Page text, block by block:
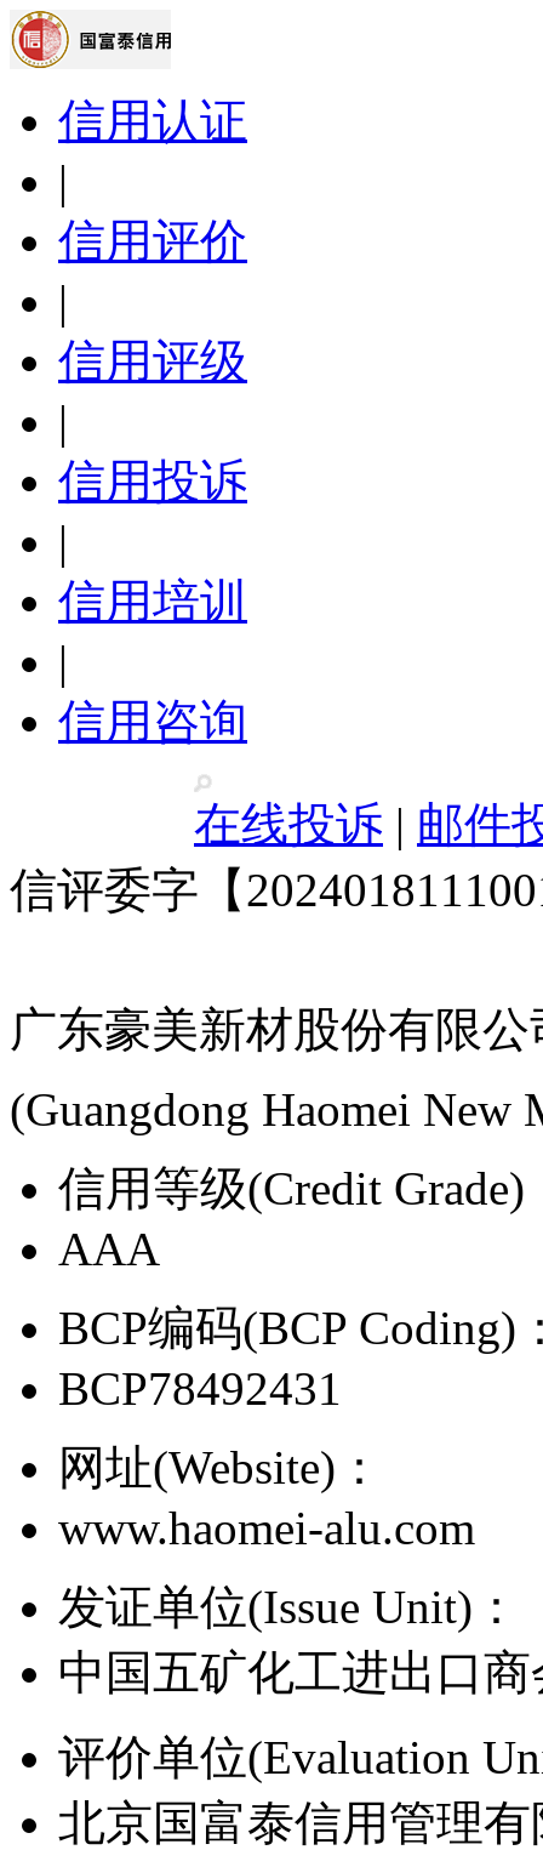
信用认证
|
信用评价
|
信用评级
|
信用投诉
|
信用培训
|
信用咨询
在线投诉 | 邮件
信评委字【
广东豪美新材股份有限
(Guangdong Haomei
信用等级(Credit Grade)
AAA
BCP编码(BCP Coding)
BCP78492431
网址(Website)：
www.haomei-alu.com
发证单位(Issue Unit)：
中国五矿化工进出口
评价单位(Evaluation
北京国富泰信用管理